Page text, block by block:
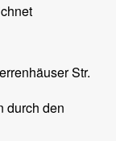
Str.
durch den